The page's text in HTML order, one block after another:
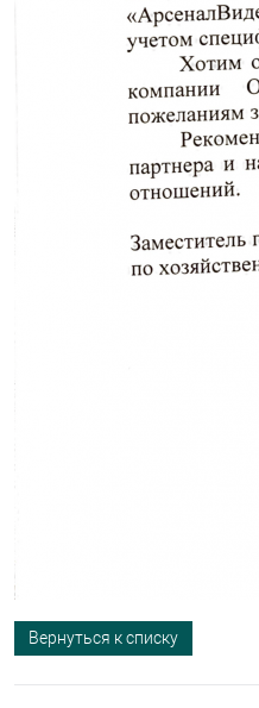
Вернуться к списку